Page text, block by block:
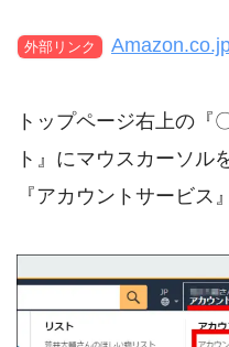
外部リンク
トップページ右上の『
ト』にマウスカーソル
『アカウントサービス